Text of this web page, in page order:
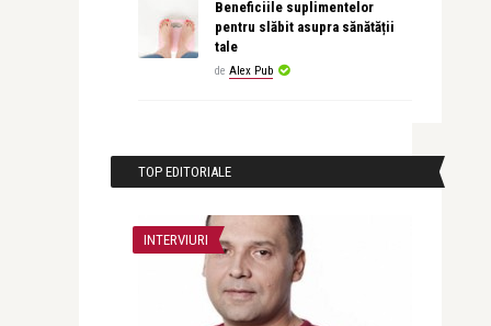
Beneficiile suplimentelor
pentru slăbit asupra sănătății
tale
de Alex Pub
TOP EDITORIALE
INTERVIURI